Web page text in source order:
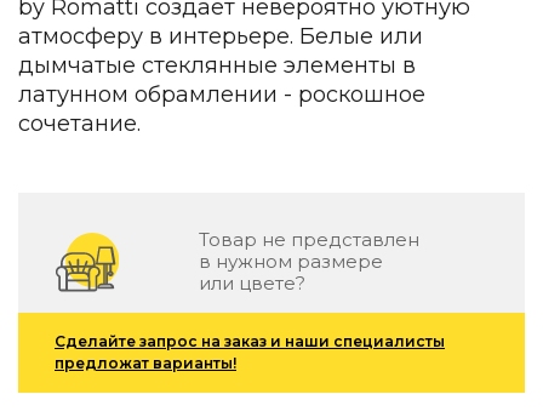
Зеленые стены
Дизайнерские кальяны
Подбор, производство и комплектация по вашему
Сантехника и инженерия
Отделка и ремонт
Стены
Акустические панели
Стеновые декоративные панели
для террас
by Romatti создает невероятно уютную
атмосферу в интерьере. Белые или
дымчатые стеклянные элементы в
латунном обрамлении - роскошное
сочетание.
Товар не представлен
в нужном размере
или цвете?
Сделайте запрос на заказ и наши специалисты
предложат варианты!